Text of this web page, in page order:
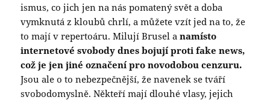
ismus, co jich jen na nás pomatený svět a doba
vymknutá z kloubů chrlí, a můžete vzít jed na to, že
to mají v repertoáru. Milují Brusel anamísto
internetové svobody dnes bojují proti fake news,
což je jen jiné označení pro novodobou cenzuru.
Jsou ale o to nebezpečnější, že navenek se tváří
svobodomyslně. Někteří mají dlouhé vlasy, jejich